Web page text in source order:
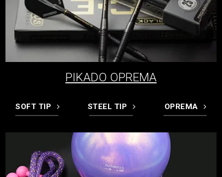
PIKADO OPREMA
SOFT TIP STEEL TIP OPREMA